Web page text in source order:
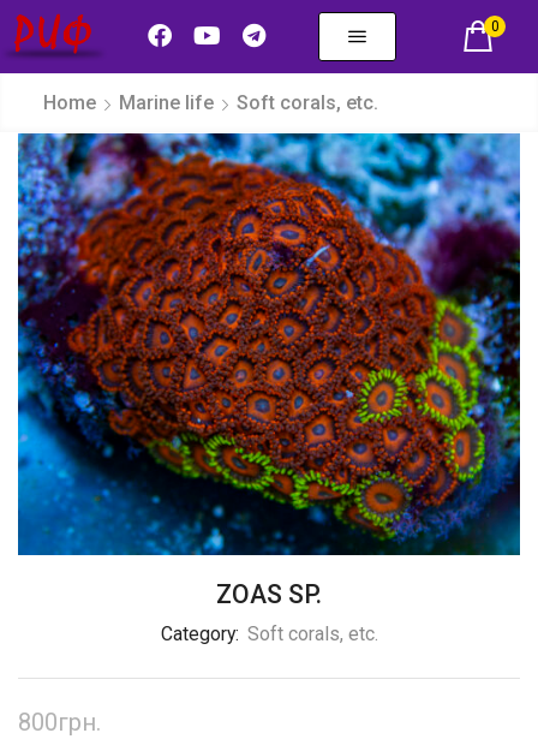
0
Home Marine life Soft corals, etc.
ZOAS SP.
Category: Soft corals, etc.
800грн.